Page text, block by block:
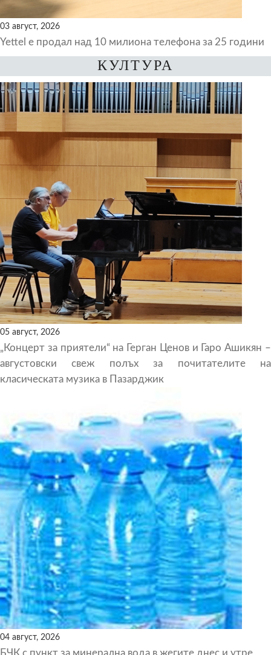
03 август, 2026
Yettel е продал над 10 милиона телефона за 25 години
КУЛТУРА
05 август, 2026
„Концерт за приятели“ на Герган Ценов и Гаро Ашикян –
августовски свеж полъх за почитателите на
класическата музика в Пазарджик
04 август, 2026
БЧК с пункт за минерална вода в жегите днес и утре